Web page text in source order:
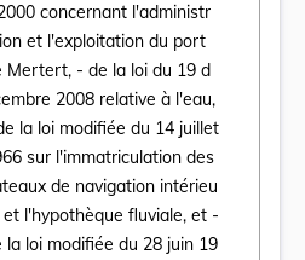
concernant l'administr
et l'exploitation du port
Mertert, - de la loi du 19 d
2008 relative à l'eau,
la loi modifiée du 14 juillet
sur l'immatriculation des
de navigation intérieu
et l'hypothèque fluviale, et -
la loi modifiée du 28 juin 19